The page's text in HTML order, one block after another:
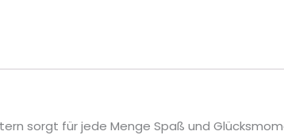
sorgt für jede Menge Spaß und